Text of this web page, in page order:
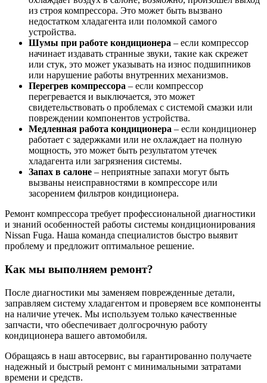
из строя компрессора. Это может быть вызвано
недостатком хладагента или поломкой самого
устройства.
Шумы при работе кондиционера – если компрессор
начинает издавать странные звуки, такие как скрежет
или стук, это может указывать на износ подшипников
или нарушение работы внутренних механизмов.
Перегрев компрессора – если компрессор
перегревается и выключается, это может
свидетельствовать о проблемах с системой смазки или
повреждении компонентов устройства.
Медленная работа кондиционера – если кондиционер
работает с задержками или не охлаждает на полную
мощность, это может быть результатом утечек
хладагента или загрязнения системы.
Запах в салоне – неприятные запахи могут быть
вызваны неисправностями в компрессоре или
засорением фильтров кондиционера.
Ремонт компрессора требует профессиональной диагностики
и знаний особенностей работы системы кондиционирования
Nissan Fuga. Наша команда специалистов быстро выявит
проблему и предложит оптимальное решение.
Как мы выполняем ремонт?
После диагностики мы заменяем поврежденные детали,
заправляем систему хладагентом и проверяем все компоненты
на наличие утечек. Мы используем только качественные
запчасти, что обеспечивает долгосрочную работу
кондиционера вашего автомобиля.
Обращаясь в наш автосервис, вы гарантированно получаете
надежный и быстрый ремонт с минимальными затратами
времени и средств.